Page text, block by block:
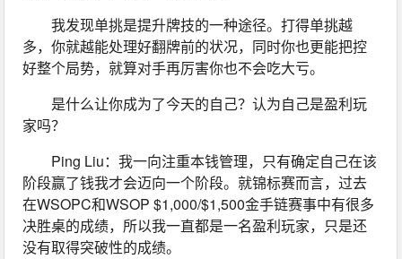
我发现单挑是提升牌技的一种途径。打得单挑越
多，你就越能处理好翻牌前的状况，同时你也更能把控
好整个局势，就算对手再厉害你也不会吃大亏。
是什么让你成为了今天的自己？认为自己是盈利玩
家吗？
Ping Liu：我一向注重本钱管理，只有确定自己在该
阶段赢了钱我才会迈向一个阶段。就锦标赛而言，过去
在WSOPC和WSOP $1,000/$1,500金手链赛事中有很多
决胜桌的成绩，所以我一直都是一名盈利玩家，只是还
没有取得突破性的成绩。